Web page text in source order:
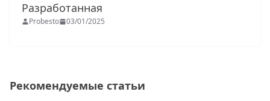
Разработанная
Probesto 03/01/2025
Рекомендуемые статьи